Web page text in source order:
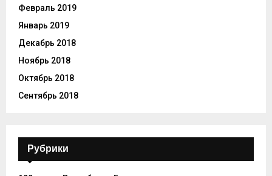
Февраль 2019
Январь 2019
Декабрь 2018
Ноябрь 2018
Октябрь 2018
Сентябрь 2018
Рубрики